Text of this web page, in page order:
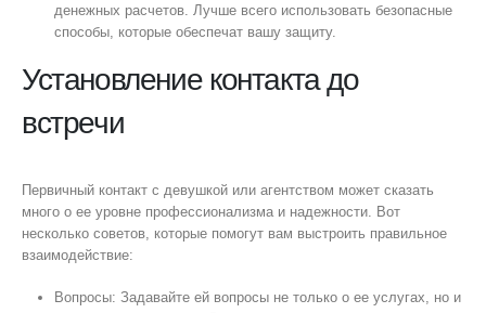
денежных расчетов. Лучше всего использовать безопасные
способы, которые обеспечат вашу защиту.
Установление контакта до
встречи
Первичный контакт с девушкой или агентством может сказать
много о ее уровне профессионализма и надежности. Вот
несколько советов, которые помогут вам выстроить правильное
взаимодействие:
Вопросы: Задавайте ей вопросы не только о ее услугах, но и